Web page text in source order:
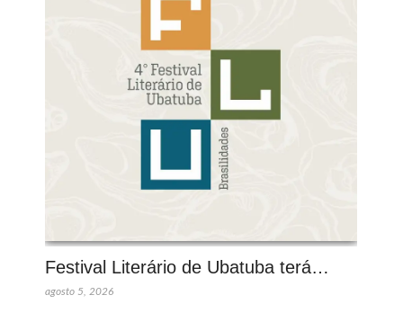
Festival Literário de Ubatuba terá…
agosto 5, 2026